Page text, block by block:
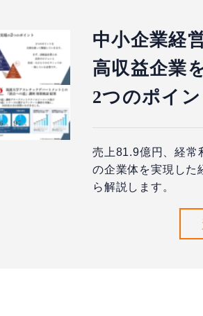
中小企業経
高収益企業
2つのポイン
売上81.9億円、経常
の企業体を実現した
ら解説します。